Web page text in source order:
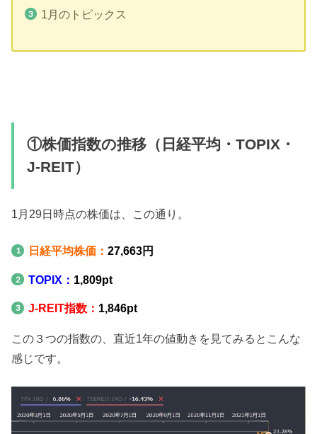
1月のトピックス
①株価指数の推移（日経平均・TOPIX・
J-REIT）
1月29日時点の株価は、この通り。
日経平均株価： 27,663円
TOPIX： 1,809pt
J-REIT指数： 1,846pt
この３つの指数の、直近1年の値動きを見てみるとこんな
感じです。